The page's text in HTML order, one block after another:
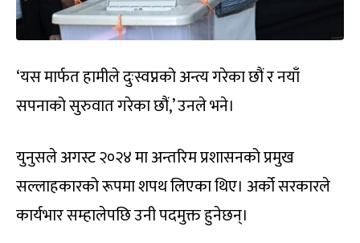
‘यस मार्फत हामीले दुःस्वप्नको अन्त्य गरेका छौं र नयाँ
सपनाको सुरुवात गरेका छौं,’ उनले भने।
युनुसले अगस्ट २०२४ मा अन्तरिम प्रशासनको प्रमुख
सल्लाहकारको रूपमा शपथ लिएका थिए। अर्को सरकारले
कार्यभार सम्हालेपछि उनी पदमुक्त हुनेछन्।